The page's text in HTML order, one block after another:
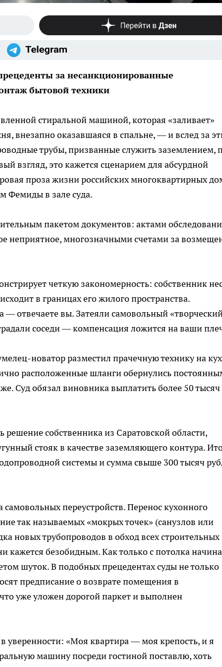
за несанкционированные
бытовой техники
стиральной машиной, которая «заливает»
внезапно оказавшаяся в спальне, — и вслед за
трубы, призванные служить заземлением,
взгляд, это кажется сценарием для абсурдной
проза жизни российских многоквартирных
Фемиды в зале суда.
пакетом документов: актами
неприятное, многозначными счетами за
четкую закономерность: собственник
в границах его жилого пространства.
— отвечаете вы. Затеяли самовольный
соседи — компенсация ложится на ваши
новатор разместил прачечную технику на
расположенные шланги обернулись
Суд обязал виновника выплатить более 50 тысяч
решение собственника из Саратовской области,
стояк в качестве заземляющего контура.
системы и сумма свыше 300 тысяч
переустройств. Перенос кухонного
так называемых «мокрых точек» (санузлов или
новых трубопроводов в обход всех строительных
безобидным. Как только с потолка
шуток. В подобных прецедентах суды не только
предписание о возврате помещения в
уже уложен дорогой паркет и выполнен
уверенности: «Моя квартира — моя крепость, и я
машину посреди гостиной поставлю, хоть